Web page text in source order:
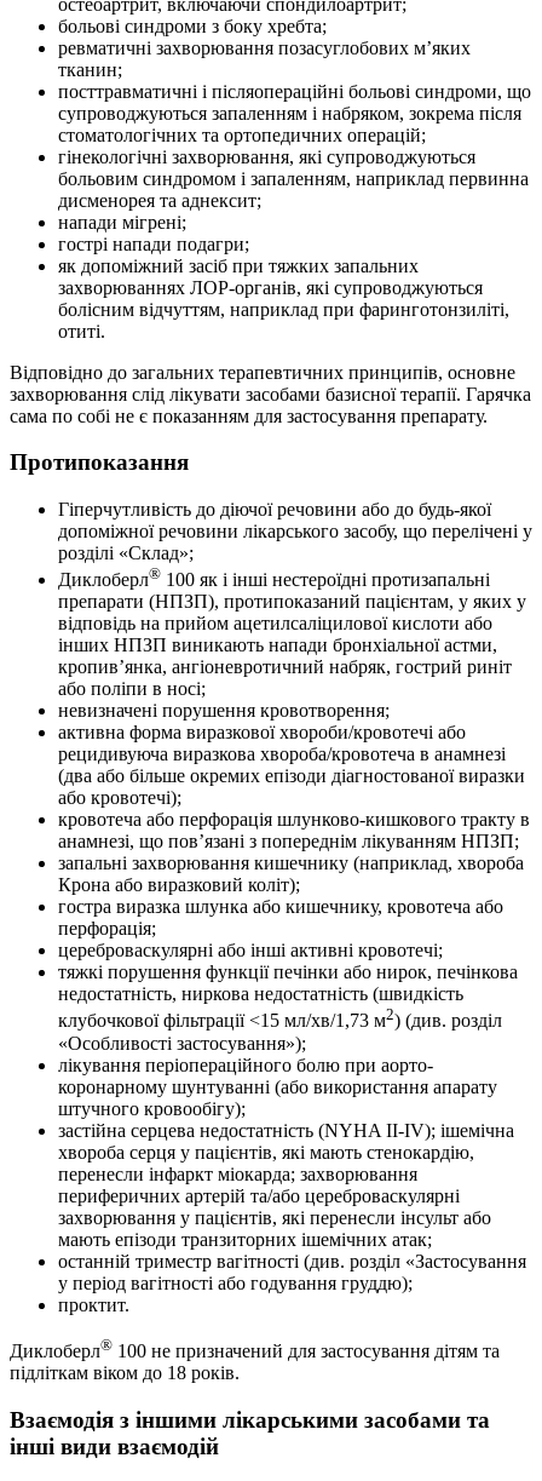
больові синдроми з боку хребта;
ревматичні захворювання позасуглобових м’яких
тканин;
посттравматичні і післяопераційні больові синдроми, що
супроводжуються запаленням і набряком, зокрема після
стоматологічних та ортопедичних операцій;
гінекологічні захворювання, які супроводжуються
больовим синдромом і запаленням, наприклад первинна
дисменорея та аднексит;
напади мігрені;
гострі напади подагри;
як допоміжний засіб при тяжких запальних
захворюваннях ЛОР-органів, які супроводжуються
болісним відчуттям, наприклад при фаринготонзиліті,
отиті.
Відповідно до загальних терапевтичних принципів, основне
захворювання слід лікувати засобами базисної терапії. Гарячка
сама по собі не є показанням для застосування препарату.
Протипоказання
Гіперчутливість до діючої речовини або до будь-якої
допоміжної речовини лікарського засобу, що перелічені у
розділі «Склад»;
Диклоберл® 100 як і інші нестероїдні протизапальні
препарати (НПЗП), протипоказаний пацієнтам, у яких у
відповідь на прийом ацетилсаліцилової кислоти або
інших НПЗП виникають напади бронхіальної астми,
кропив’янка, ангіоневротичний набряк, гострий риніт
або поліпи в носі;
невизначені порушення кровотворення;
активна форма виразкової хвороби/кровотечі або
рецидивуюча виразкова хвороба/кровотеча в анамнезі
(два або більше окремих епізоди діагностованої виразки
або кровотечі);
кровотеча або перфорація шлунково-кишкового тракту в
анамнезі, що пов’язані з попереднім лікуванням НПЗП;
запальні захворювання кишечнику (наприклад, хвороба
Крона або виразковий коліт);
гостра виразка шлунка або кишечнику, кровотеча або
перфорація;
цереброваскулярні або інші активні кровотечі;
тяжкі порушення функції печінки або нирок, печінкова
недостатність, ниркова недостатність (швидкість
клубочкової фільтрації <15 мл/хв/1,73 м2) (див. розділ
«Особливості застосування»);
лікування періопераційного болю при аорто-
коронарному шунтуванні (або використання апарату
штучного кровообігу);
застійна серцева недостатність (NYHA II-IV); ішемічна
хвороба серця у пацієнтів, які мають стенокардію,
перенесли інфаркт міокарда; захворювання
периферичних артерій та/або цереброваскулярні
захворювання у пацієнтів, які перенесли інсульт або
мають епізоди транзиторних ішемічних атак;
останній триместр вагітності (див. розділ «Застосування
у період вагітності або годування груддю);
проктит.
Диклоберл® 100 не призначений для застосування дітям та
підліткам віком до 18 років.
Взаємодія з іншими лікарськими засобами та
інші види взаємодій